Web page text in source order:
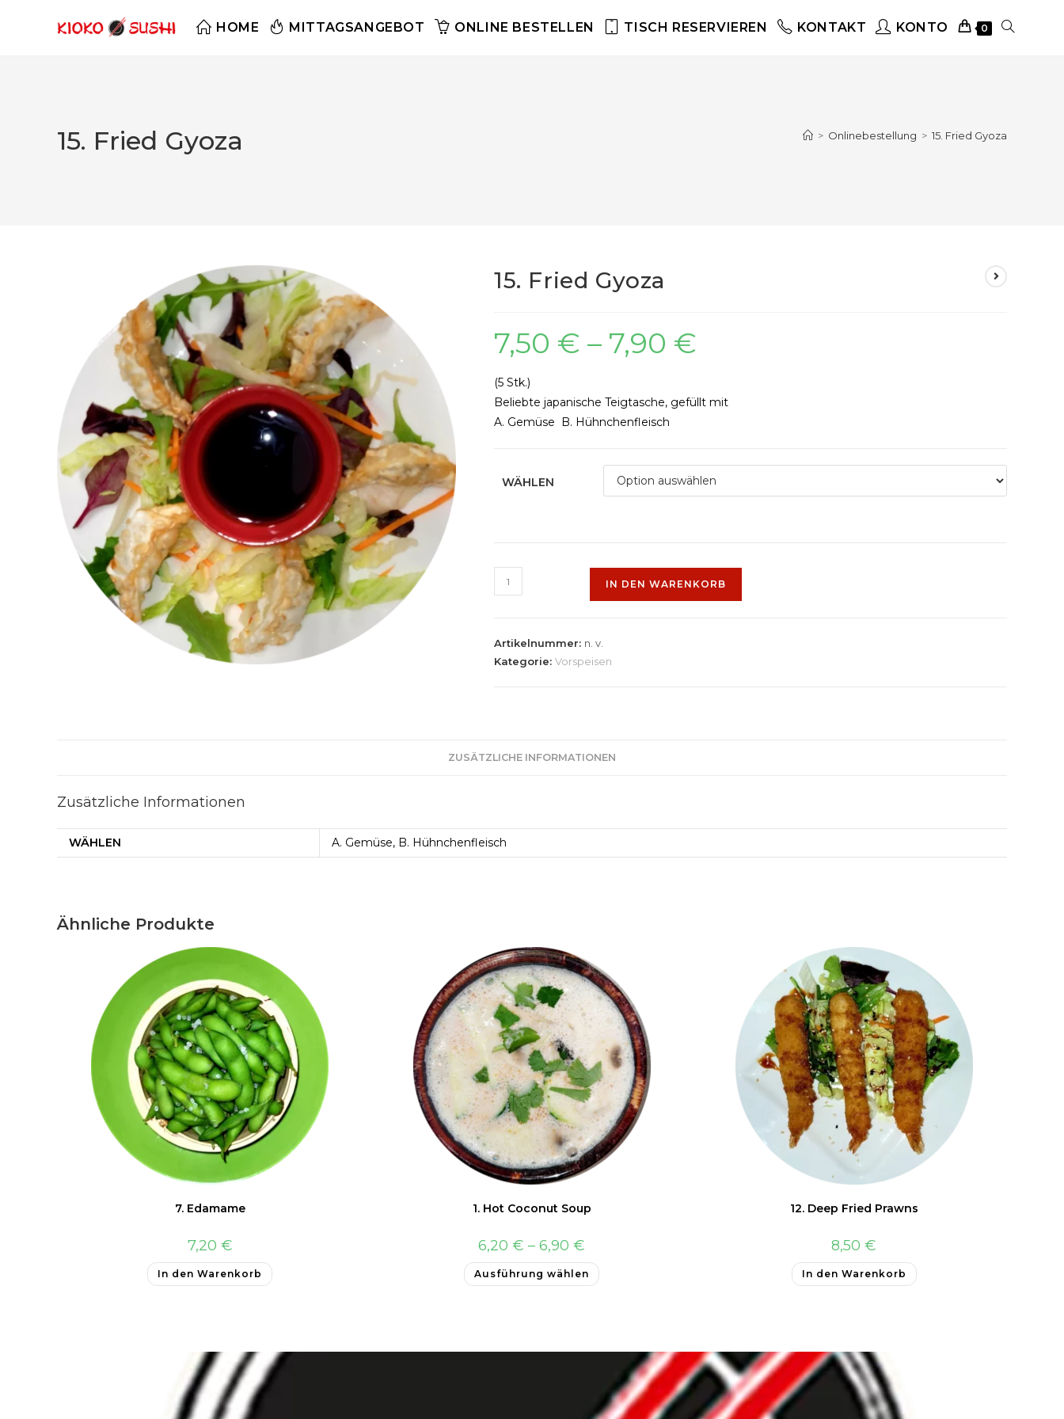
HOME MITTAGSANGEBOT ONLINE BESTELLEN TISCH RESERVIEREN KONTAKT KONTO 0
15. Fried Gyoza > Onlinebestellung > 15. Fried Gyoza
15. Fried Gyoza
7,50 € – 7,90 €
(5 Stk.)
Beliebte japanische Teigtasche, gefüllt mit
A. Gemüse B. Hühnchenfleisch
WÄHLEN
IN DEN WARENKORB
Artikelnummer: n. v.
Kategorie: Vorspeisen
ZUSÄTZLICHE INFORMATIONEN
Zusätzliche Informationen
WÄHLEN A. Gemüse, B. Hühnchenfleisch
Ähnliche Produkte
7. Edamame
7,20 €
In den Warenkorb
1. Hot Coconut Soup
6,20 € –6,90 €
Ausführung wählen
12. Deep Fried Prawns
8,50 €
In den Warenkorb